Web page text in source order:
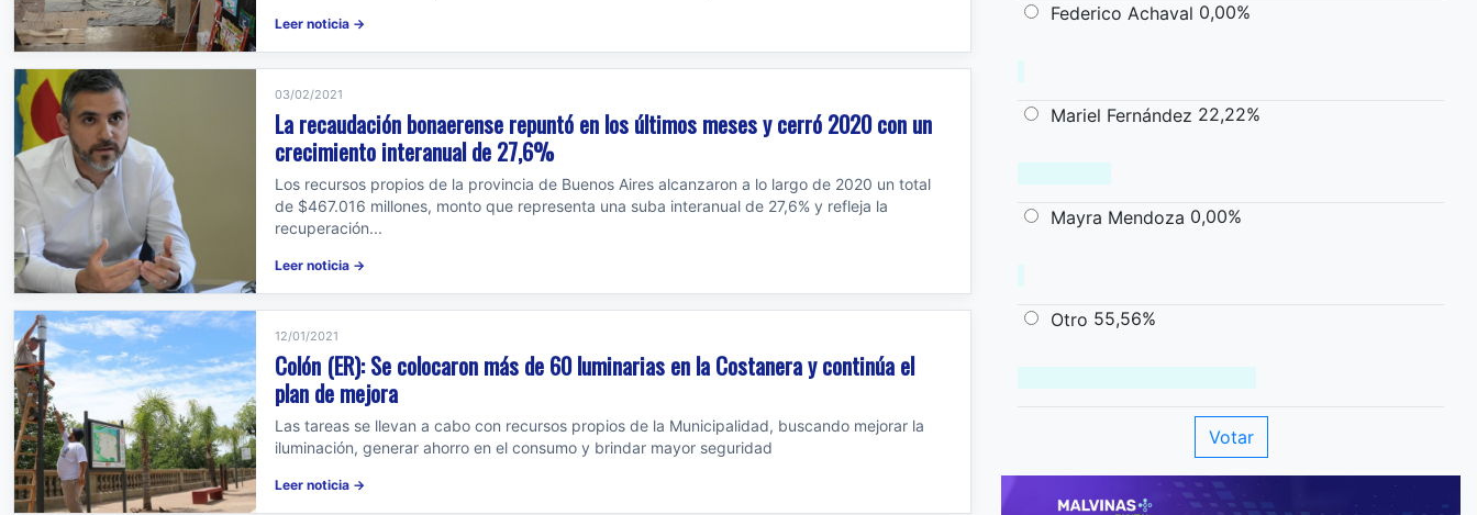
Leer noticia →
03/02/2021
La recaudación bonaerense repuntó en los últimos meses y cerró 2020 con un
crecimiento interanual de 27,6%
Los recursos propios de la provincia de Buenos Aires alcanzaron a lo largo de 2020 un total
de $467.016 millones, monto que representa una suba interanual de 27,6% y refleja la
recuperación...
Leer noticia →
12/01/2021
Colón (ER): Se colocaron más de 60 luminarias en la Costanera y continúa el
plan de mejora
Las tareas se llevan a cabo con recursos propios de la Municipalidad, buscando mejorar la
iluminación, generar ahorro en el consumo y brindar mayor seguridad
Leer noticia →
Federico Achaval 0,00%
Mariel Fernández 22,22%
Mayra Mendoza 0,00%
Otro 55,56%